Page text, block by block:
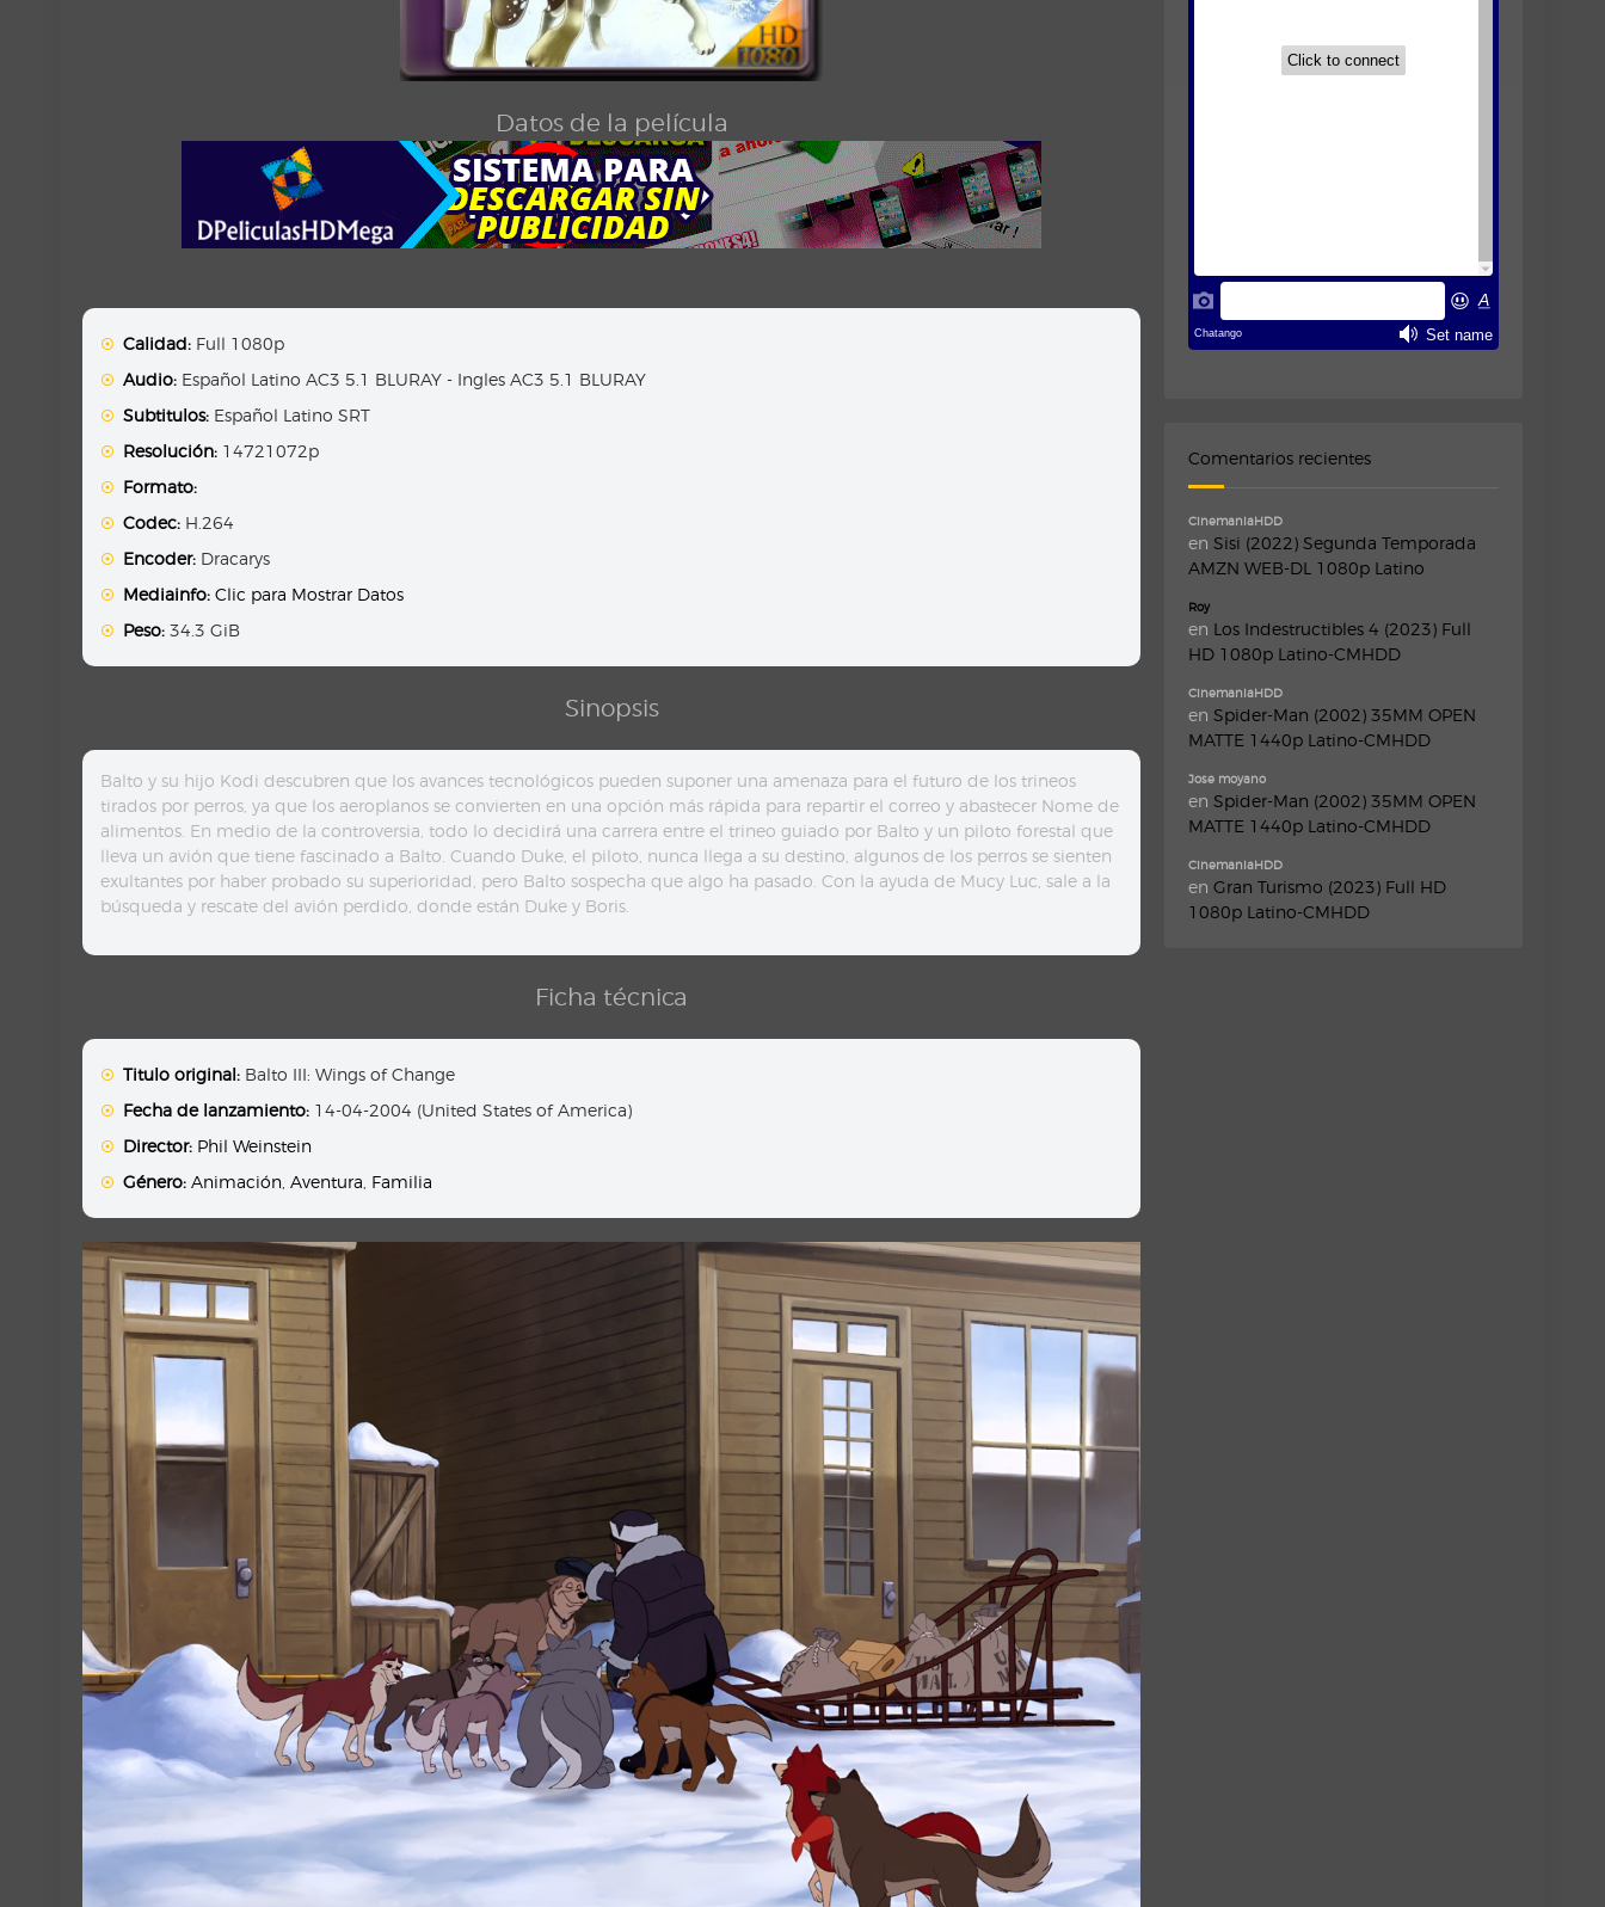
Datos de la película
Calidad: Full 1080p
Audio: Español Latino AC3 5.1 BLURAY - Ingles AC3 5.1 BLURAY
Subtitulos: Español Latino SRT
Resolución: 14721072p
Formato:
Codec: H.264
Encoder: Dracarys
Mediainfo: Clic para Mostrar Datos
Peso: 34.3 GiB
Sinopsis
Balto y su hijo Kodi descubren que los avances tecnológicos pueden suponer una amenaza para el futuro de los trineos
tirados por perros, ya que los aeroplanos se convierten en una opción más rápida para repartir el correo y abastecer Nome de
alimentos. En medio de la controversia, todo lo decidirá una carrera entre el trineo guiado por Balto y un piloto forestal que
lleva un avión que tiene fascinado a Balto. Cuando Duke, el piloto, nunca llega a su destino, algunos de los perros se sienten
exultantes por haber probado su superioridad, pero Balto sospecha que algo ha pasado. Con la ayuda de Mucy Luc, sale a la
búsqueda y rescate del avión perdido, donde están Duke y Boris.
Ficha técnica
Titulo original: Balto III: Wings of Change
Fecha de lanzamiento: 14-04-2004 (United States of America)
Director: Phil Weinstein
Género: Animación ,Aventura Familia
Comentarios recientes
CinemaniaHDD
en Sisi (2022) Segunda Temporada
AMZN WEB-DL 1080p Latino
Roy
en Los Indestructibles 4 (2023) Full
HD 1080p Latino-CMHDD
CinemaniaHDD
en Spider-Man (2002) 35MM OPEN
MATTE 1440p Latino-CMHDD
Jose moyano
en Spider-Man (2002) 35MM OPEN
MATTE 1440p Latino-CMHDD
CinemaniaHDD
en Gran Turismo (2023) Full HD
1080p Latino-CMHDD